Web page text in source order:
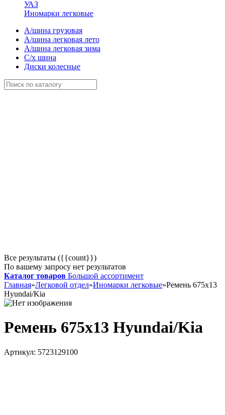
УАЗ
Иномарки легковые
А/шина грузовая
А/шина легковая лето
А/шина легковая зима
С/х шина
Диски колесные
Все результаты ({{count}})
По вашему запросу нет результатов
Каталог товаров Большой ассортимент
Главная»Легковой отдел»Иномарки легковые»Ремень 675х13
Hyundai/Kia
Ремень 675х13 Hyundai/Kia
Артикул: 5723129100